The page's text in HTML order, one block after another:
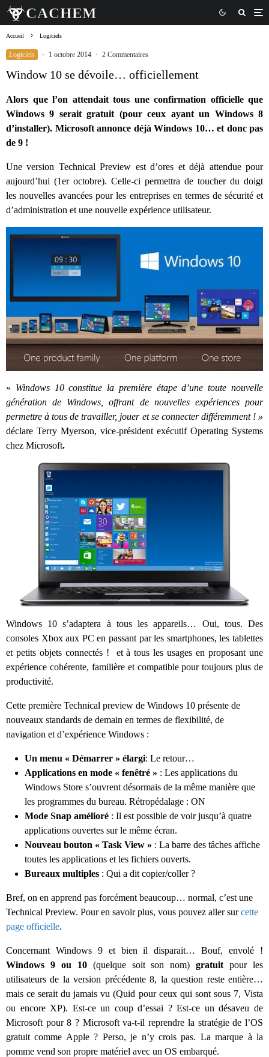
Accueil Logiciels
Logiciels · 1 octobre 2014 · 2 Commentaires
Window 10 se dévoile… officiellement
Alors que l’on attendait tous une confirmation officielle que
Windows 9 serait gratuit (pour ceux ayant un Windows 8
d’installer). Microsoft annonce déjà Windows 10… et donc pas
de 9 !
Une version Technical Preview est d’ores et déjà attendue pour
aujourd’hui (1er octobre). Celle-ci permettra de toucher du doigt
les nouvelles avancées pour les entreprises en termes de sécurité et
d’administration et une nouvelle expérience utilisateur.
« Windows 10 constitue la première étape d’une toute nouvelle
génération de Windows, offrant de nouvelles expériences pour
permettre à tous de travailler, jouer et se connecter différemment ! »
déclare Terry Myerson, vice-président exécutif Operating Systems
chez Microsoft.
Windows 10s’adaptera à tous les appareils… Oui, tous. Des
consoles Xbox aux PC en passant par les smartphones, les tablettes
et petits objets connectés !
et à tous les usages en proposantune
expérience cohérente, familière et compatible pour toujours plus de
productivité.
Cette première Technical preview de Windows 10 présente de
nouveaux standards de demain en termes de flexibilité, de
navigation et d’expérience Windows :
Un menu « Démarrer » élargi: Le retour…
Applications en mode « fenêtré » : Les applications du
Windows Store s’ouvrent désormais de la même manière que
les programmes du bureau. Rétropédalage : ON
Mode Snap amélioré : Il est possible de voir jusqu’à quatre
applications ouvertes sur le même écran.
Nouveau bouton « Task View » : La barre des tâches affiche
toutes les applications et les fichiers ouverts.
Bureaux multiples : Qui a dit copier/coller ?
Bref, on en apprend pas forcément beaucoup… normal, c’est une
Technical Preview. Pour en savoir plus, vous pouvez aller surcette
page officielle.
Concernant Windows 9 et bien il disparait… Bouf, envolé !
Windows 9 ou 10(quelque soit son nom) gratuit pour les
utilisateurs de la version précédente 8, la question reste entière…
mais ce serait du jamais vu (Quid pour ceux qui sont sous 7, Vista
ou encore XP). Est-ce un coup d’essai ? Est-ce un désaveu de
Microsoft pour 8 ? Microsoft va-t-il reprendre la stratégie de l’OS
gratuit comme Apple ? Perso, je n’y crois pas. La marque à la
pomme vend son propre matériel avec un OS embarqué.